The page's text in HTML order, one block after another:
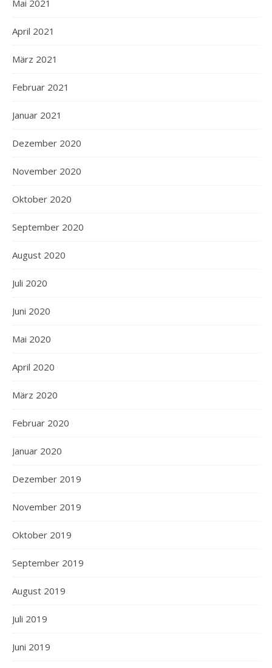
Mai 2021
April 2021
März 2021
Februar 2021
Januar 2021
Dezember 2020
November 2020
Oktober 2020
September 2020
August 2020
Juli 2020
Juni 2020
Mai 2020
April 2020
März 2020
Februar 2020
Januar 2020
Dezember 2019
November 2019
Oktober 2019
September 2019
August 2019
Juli 2019
Juni 2019